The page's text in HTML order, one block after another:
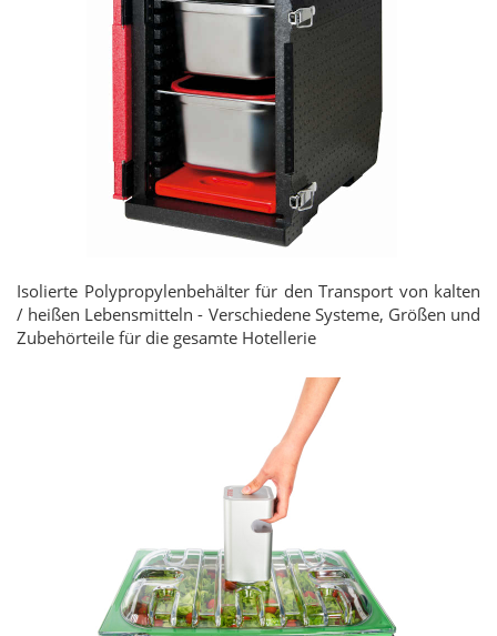
Isolierte Polypropylenbehälter für den Transport von kalten
/ heißen Lebensmitteln - Verschiedene Systeme, Größen und
Zubehörteile für die gesamte Hotellerie